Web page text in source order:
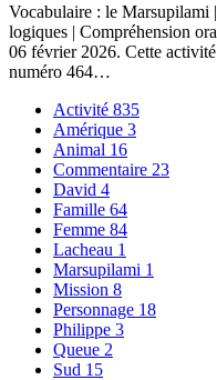
Vocabulaire : le Marsupilami
logiques | Compréhension
06 février 2026. Cette
numéro 464…
Activité 835
Amérique 3
Animal 16
Commentaire 23
David 4
Famille 64
Femme 84
Lacheau 1
Marsupilami 1
Mission 8
Personnage 18
Philippe 3
Queue 2
Sud 15